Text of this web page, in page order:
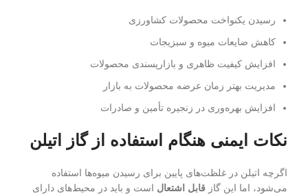
رسیدن یکنواخت محصولات کشاورزی
کاهش ضایعات میوه و سبزیجات
افزایش کیفیت ظاهری و بازارپسندی محصولات
مدیریت بهتر زمان عرضه محصولات به بازار
افزایش بهره‌وری در زنجیره تأمین و صادرات
نکات ایمنی هنگام استفاده از گاز اتیلن
اگرچه اتیلن در غلظت‌های پایین برای رسیدن میوه‌ها استفاده
می‌شود، اما این گاز قابل اشتعال است و باید در محیط‌های دارای